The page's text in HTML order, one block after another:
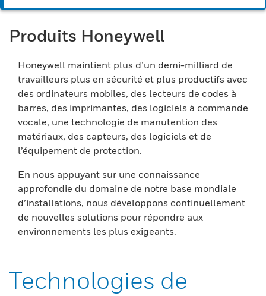
Produits Honeywell
Honeywell maintient plus d’un demi-milliard de
travailleurs plus en sécurité et plus productifs avec
des ordinateurs mobiles, des lecteurs de codes à
barres, des imprimantes, des logiciels à commande
vocale, une technologie de manutention des
matériaux, des capteurs, des logiciels et de
l’équipement de protection.
En nous appuyant sur une connaissance
approfondie du domaine de notre base mondiale
d’installations, nous développons continuellement
de nouvelles solutions pour répondre aux
environnements les plus exigeants.
Technologies de